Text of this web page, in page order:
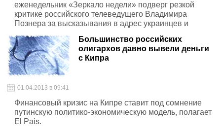
еженедельник «Зеркало недели» подверг резкой
критике российского телеведущего Владимира
Познера за высказывания в адрес украинцев и
Большинство российских
олигархов давно вывели деньги
с Кипра
01.04.2013 в 09:41
Финансовый кризис на Кипре ставит под сомнение
путинскую политико-экономическую модель, полагает
El Pais.